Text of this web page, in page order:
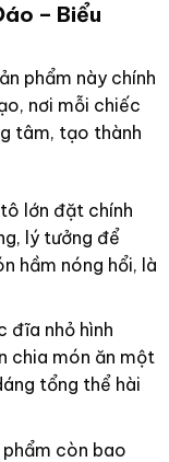
– Biểu
phẩm này chính
nơi mỗi chiếc
tâm, tạo thành
lớn đặt chính
lý tưởng để
hầm nóng hổi, là
đĩa nhỏ hình
chia món ăn một
tổng thể hài
phẩm còn bao